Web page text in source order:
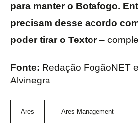
para manter o Botafogo.
precisam desse acordo
poder tirar o Textor–
Fonte: Redação FogãoNET
Alvinegra
Ares Ares Management